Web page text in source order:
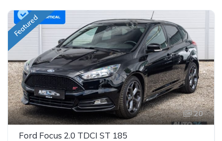
Featured
20
Ford Focus 2.0 TDCI ST 185